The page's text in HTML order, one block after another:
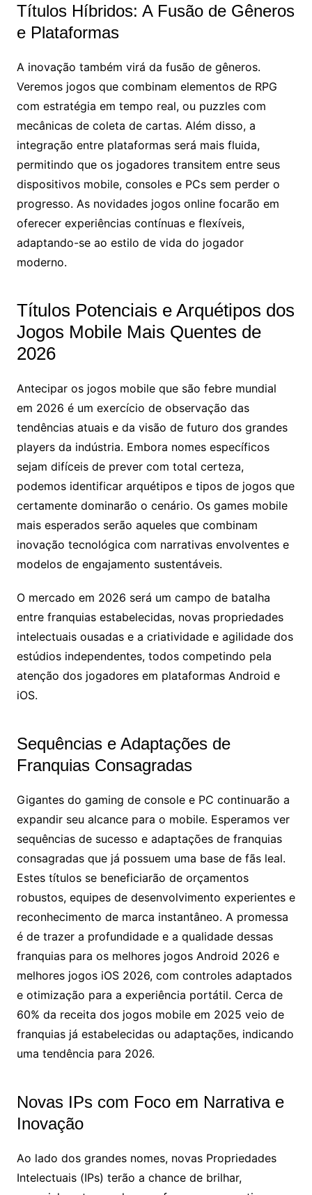
Títulos Híbridos: A Fusão de Gêneros
e Plataformas
A inovação também virá da fusão de gêneros.
Veremos jogos que combinam elementos de RPG
com estratégia em tempo real, ou puzzles com
mecânicas de coleta de cartas. Além disso, a
integração entre plataformas será mais fluida,
permitindo que os jogadores transitem entre seus
dispositivos mobile, consoles e PCs sem perder o
progresso. As novidades jogos online focarão em
oferecer experiências contínuas e flexíveis,
adaptando-se ao estilo de vida do jogador
moderno.
Títulos Potenciais e Arquétipos dos
Jogos Mobile Mais Quentes de
2026
Antecipar os jogos mobile que são febre mundial
em 2026 é um exercício de observação das
tendências atuais e da visão de futuro dos grandes
players da indústria. Embora nomes específicos
sejam difíceis de prever com total certeza,
podemos identificar arquétipos e tipos de jogos que
certamente dominarão o cenário. Os games mobile
mais esperados serão aqueles que combinam
inovação tecnológica com narrativas envolventes e
modelos de engajamento sustentáveis.
O mercado em 2026 será um campo de batalha
entre franquias estabelecidas, novas propriedades
intelectuais ousadas e a criatividade e agilidade dos
estúdios independentes, todos competindo pela
atenção dos jogadores em plataformas Android e
iOS.
Sequências e Adaptações de
Franquias Consagradas
Gigantes do gaming de console e PC continuarão a
expandir seu alcance para o mobile. Esperamos ver
sequências de sucesso e adaptações de franquias
consagradas que já possuem uma base de fãs leal.
Estes títulos se beneficiarão de orçamentos
robustos, equipes de desenvolvimento experientes e
reconhecimento de marca instantâneo. A promessa
é de trazer a profundidade e a qualidade dessas
franquias para os melhores jogos Android 2026 e
melhores jogos iOS 2026, com controles adaptados
e otimização para a experiência portátil. Cerca de
60% da receita dos jogos mobile em 2025 veio de
franquias já estabelecidas ou adaptações, indicando
uma tendência para 2026.
Novas IPs com Foco em Narrativa e
Inovação
Ao lado dos grandes nomes, novas Propriedades
Intelectuais (IPs) terão a chance de brilhar,